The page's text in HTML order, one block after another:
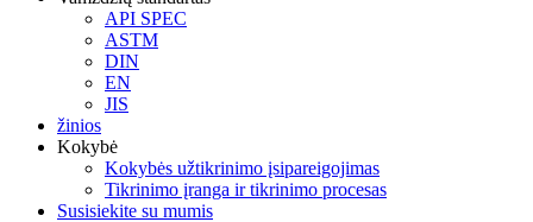
API SPEC
ASTM
DIN
EN
JIS
žinios
Kokybė
Kokybės užtikrinimo įsipareigojimas
Tikrinimo įranga ir tikrinimo procesas
Susisiekite su mumis